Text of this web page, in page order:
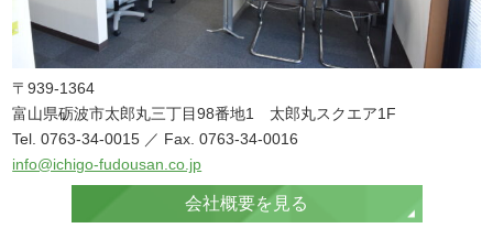
〒939-1364
富山県砺波市太郎丸三丁目98番地1 太郎丸スクエア1F
Tel. 0763-34-0015 ／ Fax. 0763-34-0016
info@ichigo-fudousan.co.jp
会社概要を見る